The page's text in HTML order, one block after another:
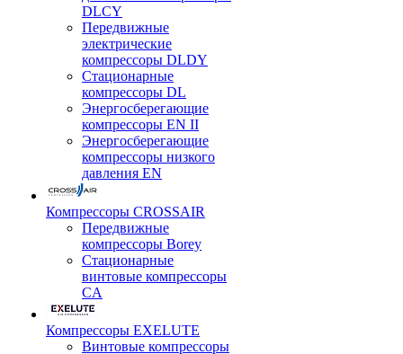
DLCY
Передвижные
электрические
компрессоры DLDY
Стационарные
компрессоры DL
Энергосберегающие
компрессоры EN II
Энергосберегающие
компрессоры низкого
давления EN
Компрессоры CROSSAIR
Передвижные
компрессоры Borey
Стационарные
винтовые компрессоры
CA
Компрессоры EXELUTE
Винтовые компрессоры